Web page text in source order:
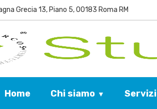
Grecia 13, Piano 5, 00183 Roma RM
Home Chi siamo Servizi